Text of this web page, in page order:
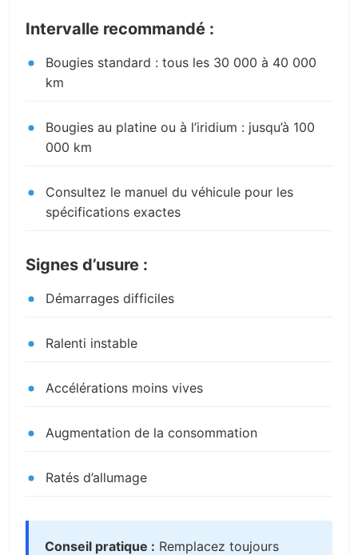
Intervalle recommandé :
Bougies standard : tous les 30 000 à 40 000
km
Bougies au platine ou à l’iridium : jusqu’à 100
000 km
Consultez le manuel du véhicule pour les
spécifications exactes
Signes d’usure :
Démarrages difficiles
Ralenti instable
Accélérations moins vives
Augmentation de la consommation
Ratés d’allumage
Conseil pratique : Remplacez toujours